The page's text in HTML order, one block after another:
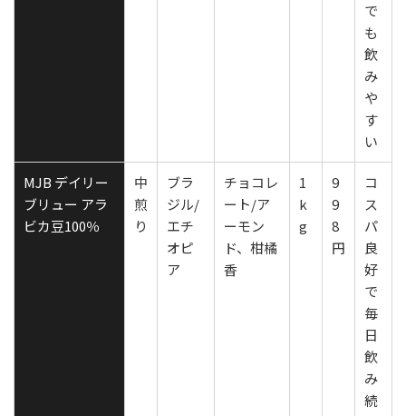
で
も
飲
み
や
す
い
MJB デイリー
ブリュー アラ
ビカ豆100％
中
煎
り
ブラ
ジル/
エチ
オピ
ア
チョコレ
ート/ア
ーモン
ド、柑橘
香
1
k
g
9
9
8
円
コ
ス
パ
良
好
で
毎
日
飲
み
続